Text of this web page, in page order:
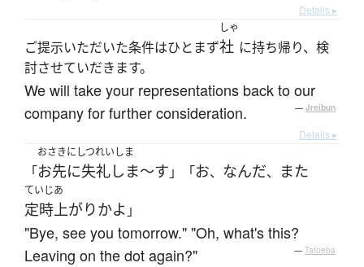
Details ▸
ご提示いただいた条件はひとまず
しゃ
社 に持ち帰り、検
討させていだきます。
We will take your representations back to our
company for further consideration.
— Jreibun
Details ▸
「
おさきにしつれいしま
お先に失礼しま～す 」「お、 なんだ、 また
ていじあ
定時上がりかよ 」
"Bye, see you tomorrow." "Oh, what's this?
Leaving on the dot again?"
— Tatoeba